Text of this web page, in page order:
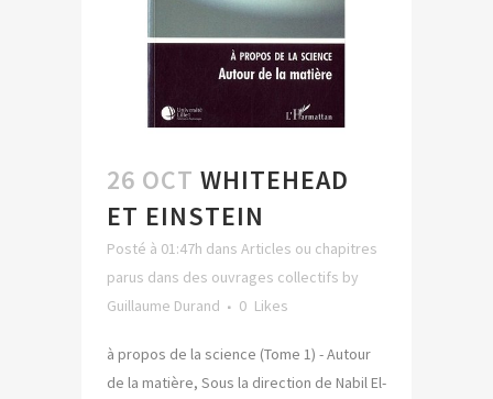
26 OCT WHITEHEAD
ET EINSTEIN
Posté à 01:47h dans Articles ou chapitres
parus dans des ouvrages collectifs by
Guillaume Durand
0 Likes
à propos de la science (Tome 1) - Autour
de la matière, Sous la direction de Nabil El-